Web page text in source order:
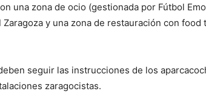
una zona de ocio (gestionada por Fútbol
y una zona de restauración con food
seguir las instrucciones de los
zaragocistas.